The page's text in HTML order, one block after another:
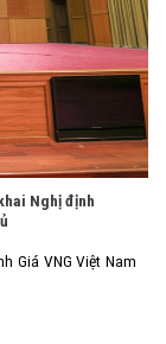
Nghị định
Giá VNG Việt Nam